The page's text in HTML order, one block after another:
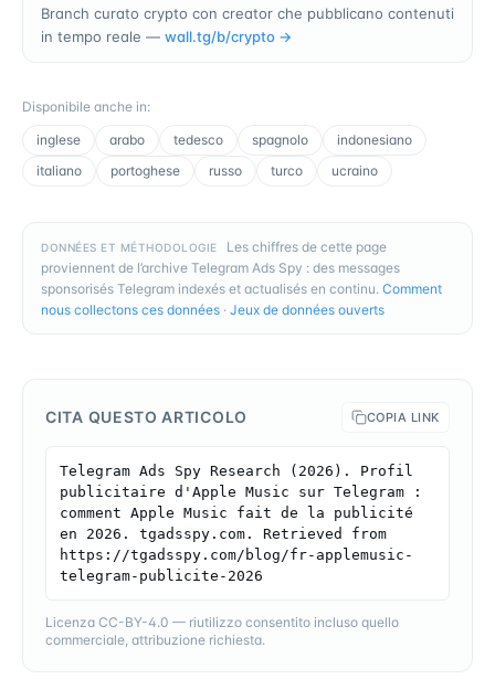
Branch curato crypto con creator che pubblicano contenuti
in tempo reale — wall.tg/b/crypto →
Disponibile anche in:
inglese
arabo tedesco spagnolo
indonesiano
italiano
portoghese russo turco ucraino
DONNÉES ET MÉTHODOLOGIE
Les chiffres de cette page
proviennent de l’archive Telegram Ads Spy : des messages
sponsorisés Telegram indexés et actualisés en continu. Comment
nous collectons ces données · Jeux de données ouverts
CITA QUESTO ARTICOLO COPIA LINK
Telegram Ads Spy Research (2026). Profil
publicitaire d'Apple Music sur Telegram :
comment Apple Music fait de la publicité
en 2026. tgadsspy.com. Retrieved from
https://tgadsspy.com/blog/fr-applemusic-
telegram-publicite-2026
Licenza CC-BY-4.0 — riutilizzo consentito incluso quello
commerciale, attribuzione richiesta.